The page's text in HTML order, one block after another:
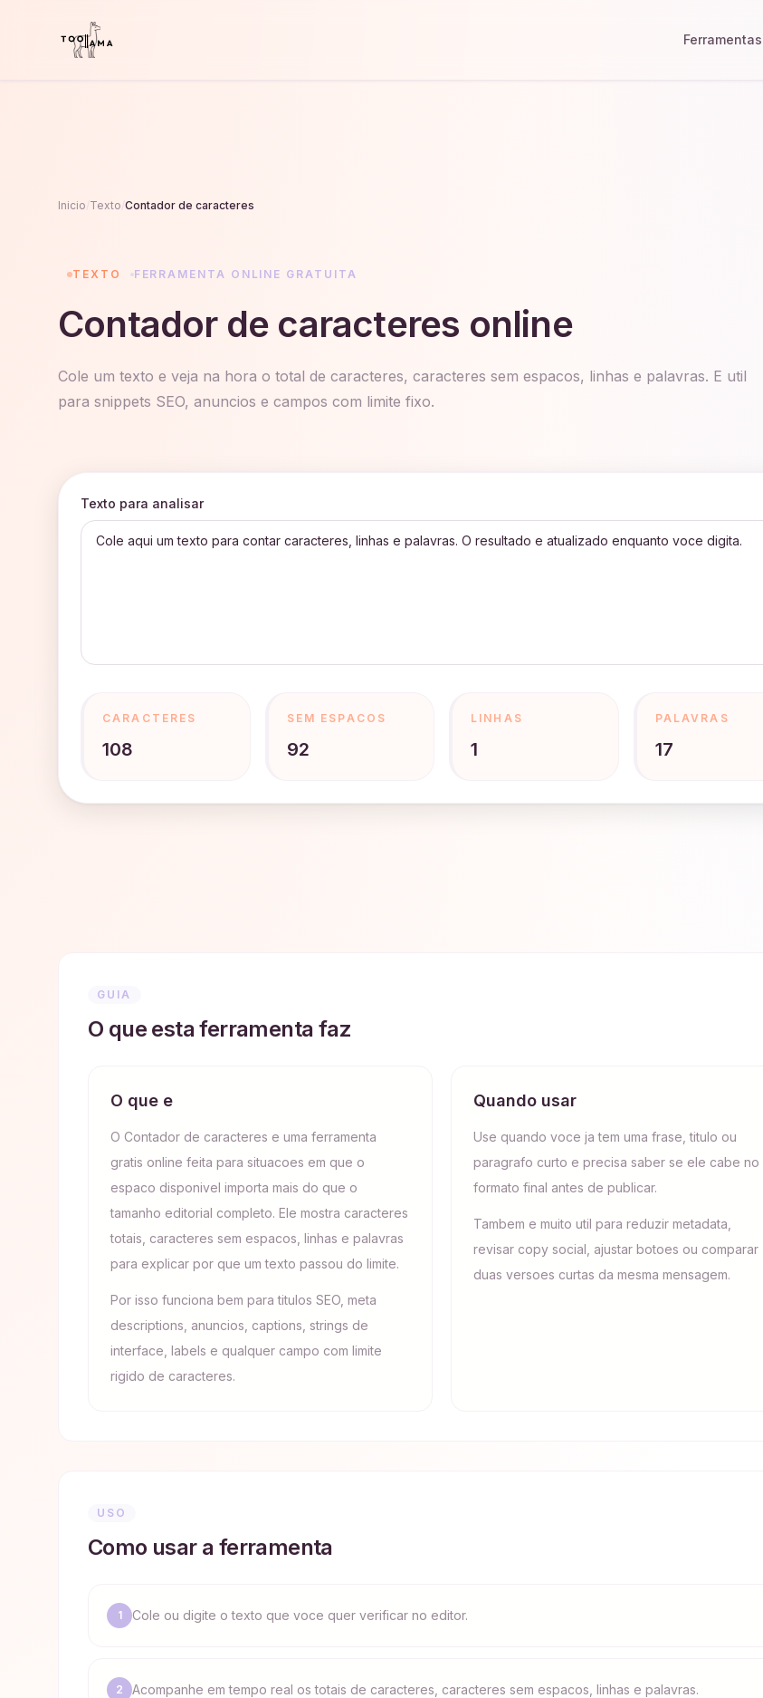
Ferramentas
Inicio Texto Contador de caracteres
TEXTO FERRAMENTA ONLINE GRATUITA
Contador de caracteres online
Cole um texto e veja na hora o total de caracteres, caracteres sem espacos, linhas e palavras. E util
para snippets SEO, anuncios e campos com limite fixo.
Texto para analisar
CARACTERES
108
SEM ESPACOS
92
LINHAS
1
PALAVRAS
17
GUIA
O que esta ferramenta faz
O que e
O Contador de caracteres e uma ferramenta
gratis online feita para situacoes em que o
espaco disponivel importa mais do que o
tamanho editorial completo. Ele mostra caracteres
totais, caracteres sem espacos, linhas e palavras
para explicar por que um texto passou do limite.
Por isso funciona bem para titulos SEO, meta
descriptions, anuncios, captions, strings de
interface, labels e qualquer campo com limite
rigido de caracteres.
Quando usar
Use quando voce ja tem uma frase, titulo ou
paragrafo curto e precisa saber se ele cabe no
formato final antes de publicar.
Tambem e muito util para reduzir metadata,
revisar copy social, ajustar botoes ou comparar
duas versoes curtas da mesma mensagem.
USO
Como usar a ferramenta
1 Cole ou digite o texto que voce quer verificar no editor.
2 Acompanhe em tempo real os totais de caracteres, caracteres sem espacos, linhas e palavras.